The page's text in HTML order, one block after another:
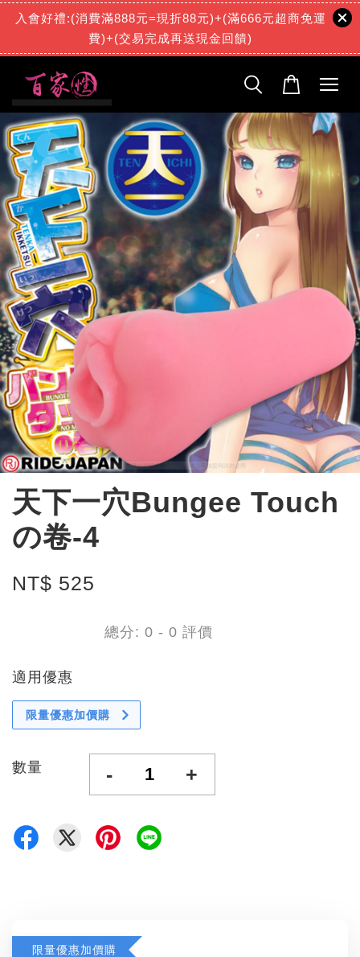
入會好禮:(消費滿888元=現折88元)+(滿666元超商免運
費)+(交易完成再送現金回饋)
天下一穴Bungee Touch
の卷-4
NT$ 525
總分: 0 - 0 評價
適用優惠
限量優惠加價購
數量 - +
限量優惠加價購